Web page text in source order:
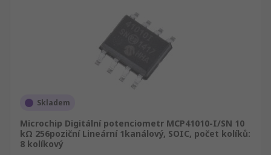
Skladem
Microchip Digitální potenciometr MCP41010-I/SN 10
kΩ 256poziční Lineární 1kanálový, SOIC, počet kolíků:
8 kolíkový